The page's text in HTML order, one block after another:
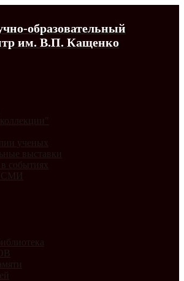
образовательный
им. В.П. Кащенко
ученых
выставки
событиях
СМИ